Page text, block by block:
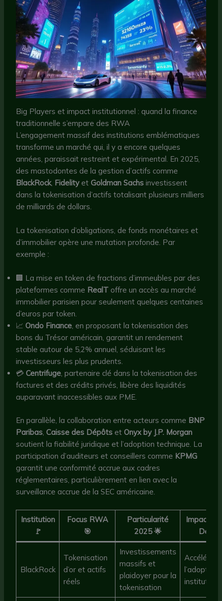
Big Players et impact institutionnel : quand la finance
traditionnelle s’empare des RWA
L’engagement massif des institutions emblématiques
transforme un marché qui, il y a encore quelques
années, paraissait restreint et expérimental. En 2025,
des mastodontes de la gestion d’actifs comme
BlackRock, Fidelityet Goldman Sachs investissent
dans la tokenisation d’actifs totalisant plusieurs milliers
de milliards de dollars.
La tokenisation d’obligations, de fonds monétaires et
d’immobilier opère une mutation profonde. Par
exemple :
🏢 La mise en token de fractions d’immeubles par des
plateformes comme RealT offre un accès au marché
immobilier parisien pour seulement quelques centaines
d’euros par token.
📈 Ondo Finance, en proposant la tokenisation des
bons du Trésor américain, garantit un rendement
stable autour de 5,2% annuel, séduisant les
investisseurs les plus prudents.
💳 Centrifuge, partenaire clé dans la tokenisation des
factures et des crédits privés, libère des liquidités
auparavant inaccessibles aux PME.
En parallèle, la collaboration entre acteurs comme BNP
Paribas Caisse des Dépôts et Onyx by J.P. Morgan
soutient la fiabilité juridique et l’adoption technique. La
participation d’auditeurs et conseillers comme KPMG
garantit une conformité accrue aux cadres
réglementaires, particulièrement en lien avec la
surveillance accrue de la SEC américaine.
Institution
🚩
Focus RWA
🎯
Particularité
2025 🌟
Impact
DeFi
BlackRock
Tokenisation
d’or et actifs
réels
Investissements
massifs et
plaidoyer pour la
tokenisation
l’adoption